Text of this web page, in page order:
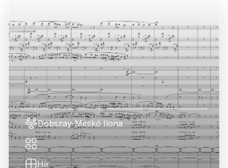
Dobszay-Meskó Ilona
Hír